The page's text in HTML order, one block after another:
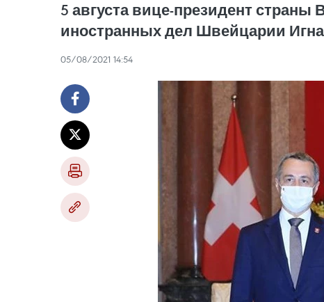
5 августа вице-президент
иностранных дел Швейцарии
05/08/2021 14:54